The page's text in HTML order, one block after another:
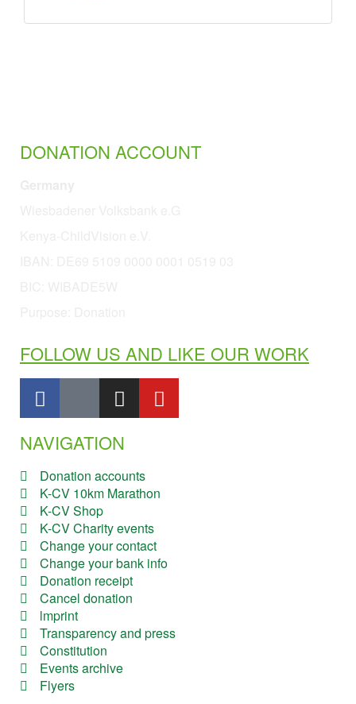
DONATION ACCOUNT
FOLLOW US AND LIKE OUR WORK
NAVIGATION
Donation accounts
K-CV 10km Marathon
K-CV Shop
K-CV Charity events
Change your contact
Change your bank info
Donation receipt
Cancel donation
lmprint
Transparency and press
Constitution
Events archive
Flyers